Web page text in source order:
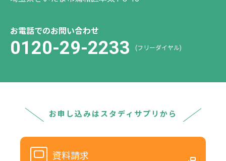
お電話でのお問い合わせ
0120-29-2233 (フリーダイヤル)
お申し込みはスタディサプリから
資料請求